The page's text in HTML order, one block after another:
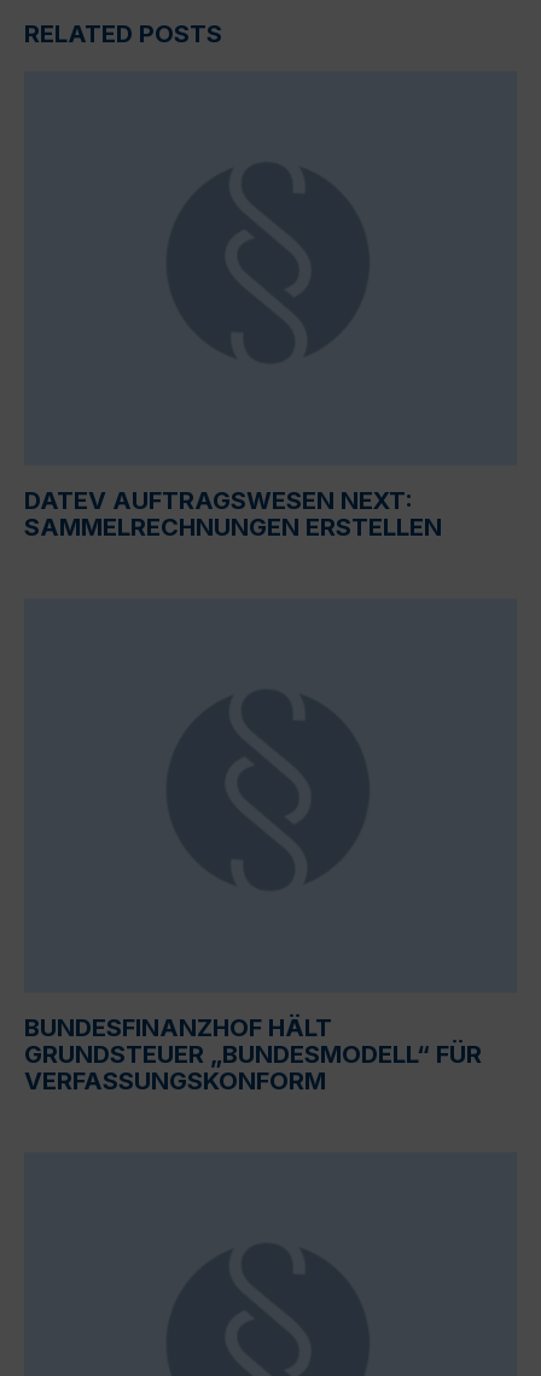
RELATED POSTS
DATEV AUFTRAGSWESEN NEXT:
SAMMELRECHNUNGEN ERSTELLEN
BUNDESFINANZHOF HÄLT
GRUNDSTEUER „BUNDESMODELL“ FÜR
VERFASSUNGSKONFORM